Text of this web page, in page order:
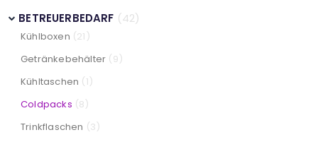
BETREUERBEDARF (42)
Kühlboxen (21)
Getränkebehälter (9)
Kühltaschen (1)
Coldpacks (8)
Trinkflaschen (3)